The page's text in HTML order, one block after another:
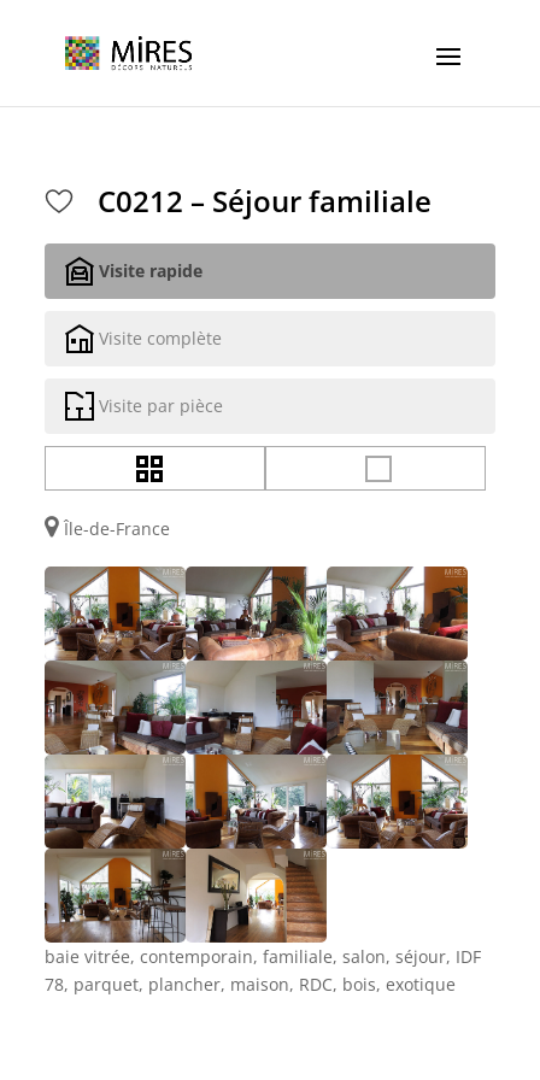
C0212 – Séjour familiale
Visite rapide
Visite complète
Visite par pièce
Île-de-France
baie vitrée, contemporain, familiale, salon, séjour, IDF
78, parquet, plancher, maison, RDC, bois, exotique